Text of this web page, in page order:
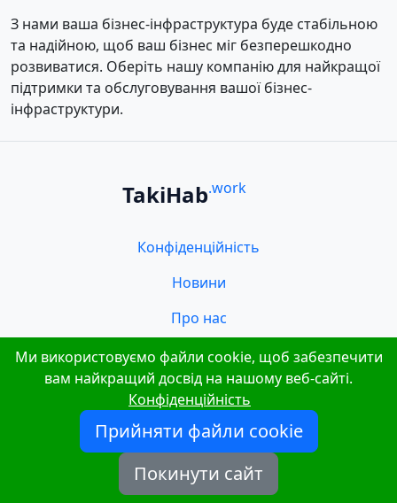
З нами ваша бізнес-інфраструктура буде стабільною
та надійною, щоб ваш бізнес міг безперешкодно
розвиватися. Оберіть нашу компанію для найкращої
підтримки та обслуговування вашої бізнес-
інфраструктури.
TakiHab.work
Конфіденційність
Новини
Про нас
Зв’язок
Ми використовуємо файли cookie, щоб забезпечити
вам найкращий досвід на нашому веб-сайті.
Конфіденційність
Прийняти файли cookie
Покинути сайт